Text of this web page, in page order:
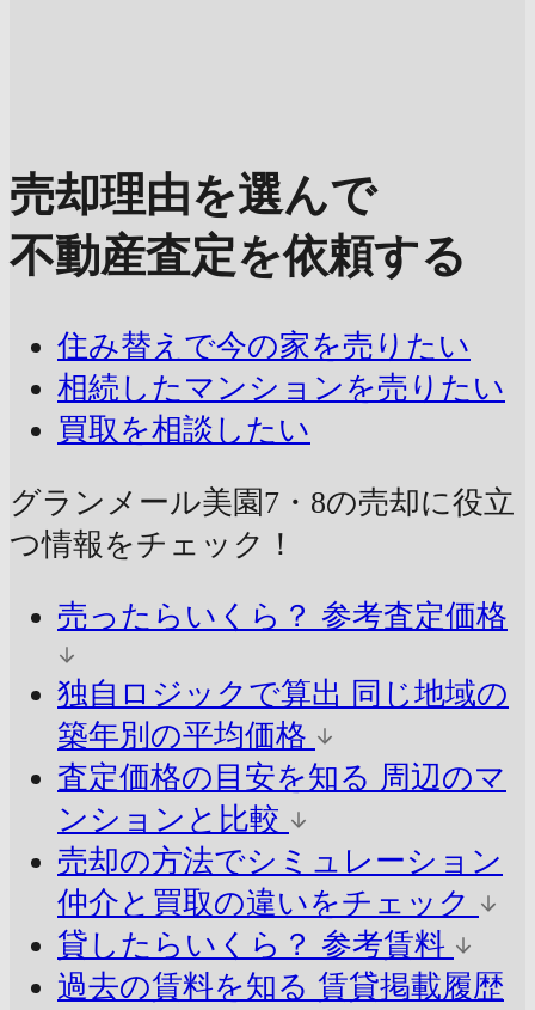
売却理由を選んで
不動産査定を依頼する
住み替えで今の家を売りたい
相続したマンションを売りたい
買取を相談したい
グランメール美園7・8の売却に役立
つ情報をチェック！
売ったらいくら？ 参考査定価格
独自ロジックで算出 同じ地域の
築年別の平均価格
査定価格の目安を知る 周辺のマ
ンションと比較
売却の方法でシミュレーション
仲介と買取の違いをチェック
貸したらいくら？ 参考賃料
過去の賃料を知る 賃貸掲載履歴